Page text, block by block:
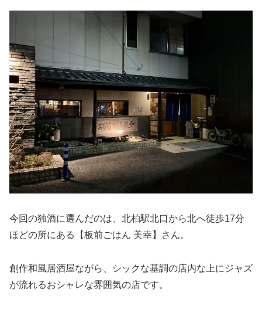
今回の独酒に選んだのは、北柏駅北口から北へ徒歩17分
ほどの所にある【板前ごはん 美幸】さん。
創作和風居酒屋ながら、シックな基調の店内な上にジャズ
が流れるおシャレな雰囲気の店です。